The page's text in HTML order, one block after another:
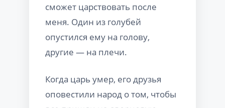
сможет царствовать после
меня. Один из голубей
опустился ему на голову,
другие — на плечи.
Когда царь умер, его друзья
оповестили народ о том, чтобы